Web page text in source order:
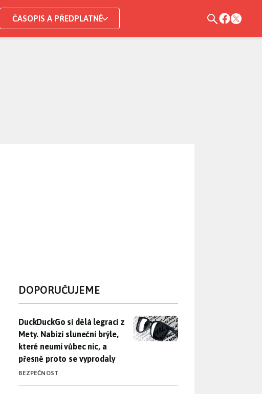
ČASOPIS A PŘEDPLATNÉ
DOPORUČUJEME
DuckDuckGo si dělá legraci z Mety. Nabízí sluneční brýle, které
DuckDuckGo si dělá legraci z
Mety. Nabízí sluneční brýle,
které neumí vůbec nic, a
přesně proto se vyprodaly
BEZPEČNOST